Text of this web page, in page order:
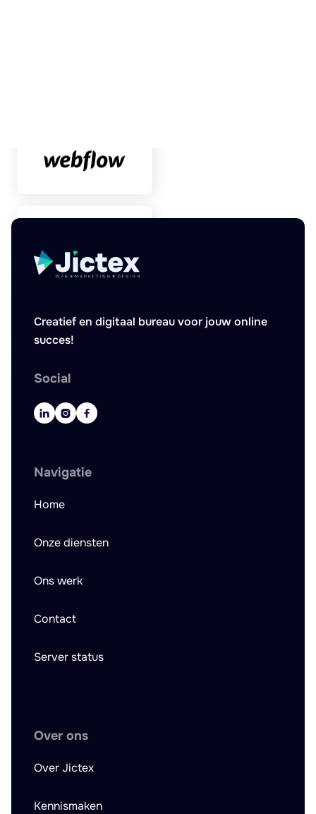
Creatief en digitaal bureau voor jouw online
succes!
Social
  
Navigatie
Home
Onze diensten
Ons werk
Contact
Server status
Over ons
Over Jictex
Kennismaken